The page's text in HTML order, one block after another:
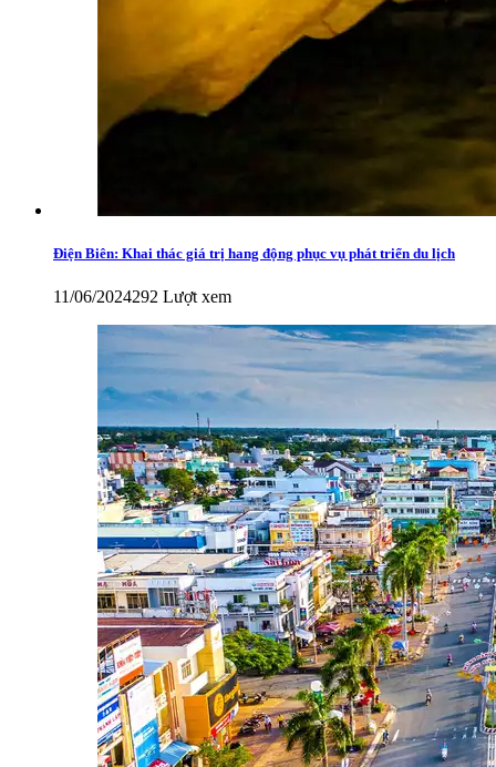
Điện Biên: Khai thác giá trị hang động phục vụ phát triển du lịch
11/06/2024292 Lượt xem